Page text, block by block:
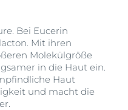
Bei Eucerin
Mit ihren
Molekülgröße
in die Haut ein.
Haut
und macht die